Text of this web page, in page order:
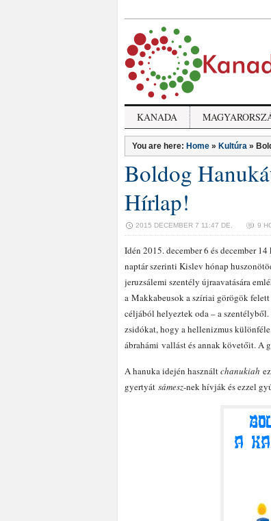
KANADA
You are here: Home » Kultúra »
Boldog
Hírlap!
2015 DECEMBER 7 11:47 DE. 9
Idén 2015. december 6 és december
naptár szerinti Kislev hónap
jeruzsálemi szentély újraavatására
a Makkabeusok a szíriai görögök
céljából helyeztek oda – a
zsidókat, hogy a hellenizmus
ábrahámi vallást és annak követőit. A
A hanuka idején használtchanukiah
gyertyát sámesz-nek hívják és ezzel